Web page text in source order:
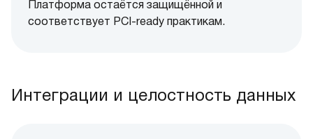
Платформа остаётся защищённой и
соответствует PCI-ready практикам.
Интеграции и целостность данных